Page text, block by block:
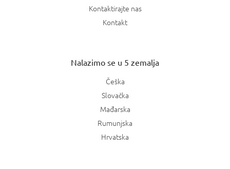
Kontaktirajte nas
Kontakt
Nalazimo se u 5 zemalja
Češka
Slovačka
Mađarska
Rumunjska
Hrvatska